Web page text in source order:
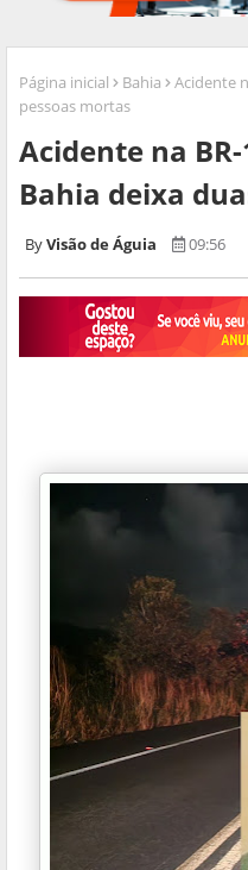
Página inicial Bahia
Acidente
pessoas mortas
Acidente na
Bahia deixa
Visão de Águia 09:56